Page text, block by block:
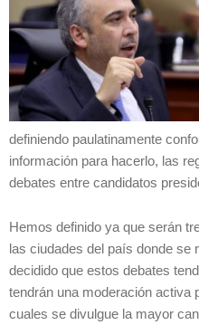
definiendo paulatinamente
información para hacerlo, las
debates entre candidatos
Hemos definido ya que serán
las ciudades del país donde se
decidido que estos debates
tendrán una moderación activa
cuales se divulgue la mayor